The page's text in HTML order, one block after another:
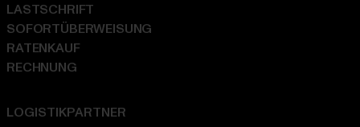
LOGISTIKPARTNER
LASTSCHRIFT
SOFORTÜBERWEISUNG
RATENKAUF
RECHNUNG